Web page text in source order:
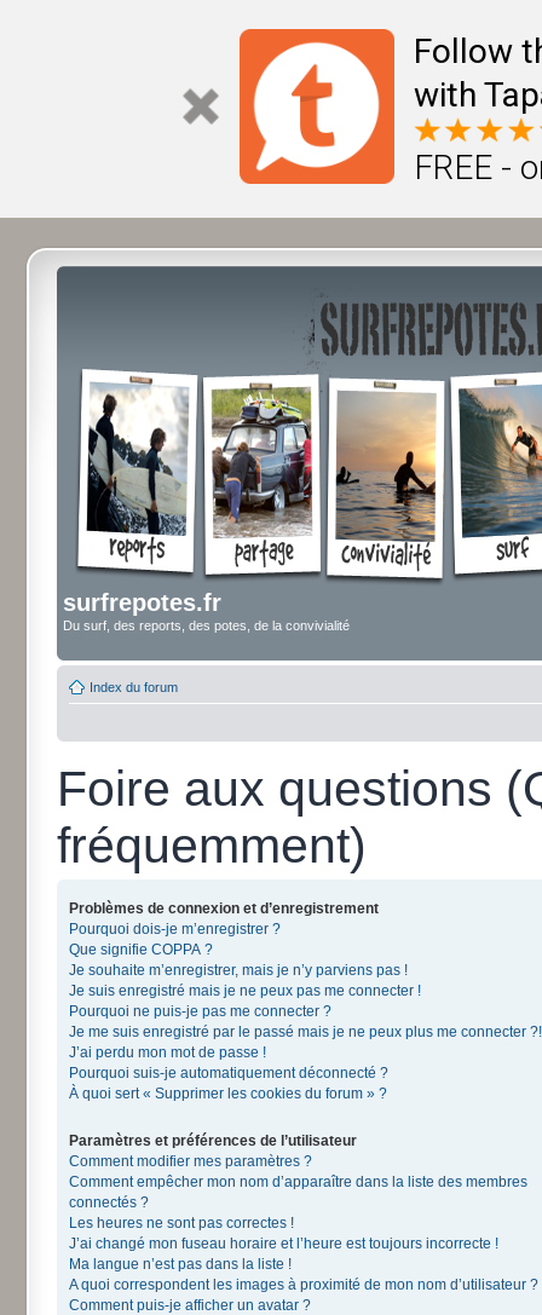
Follow
with
FREE -
surfrepotes.fr
Du surf, des reports, des potes, de la convivialité
Index du forum
Foire aux questions
fréquemment)
Problèmes de connexion et d’enregistrement
Pourquoi dois-je m’enregistrer ?
Que signifie COPPA ?
Je souhaite m’enregistrer, mais je n’y parviens pas !
Je suis enregistré mais je ne peux pas me connecter !
Pourquoi ne puis-je pas me connecter ?
Je me suis enregistré par le passé mais je ne peux plus me connecter ?!
J’ai perdu mon mot de passe !
Pourquoi suis-je automatiquement déconnecté ?
À quoi sert « Supprimer les cookies du forum » ?
Paramètres et préférences de l’utilisateur
Comment modifier mes paramètres ?
Comment empêcher mon nom d’apparaître dans la liste des membres
connectés ?
Les heures ne sont pas correctes !
J’ai changé mon fuseau horaire et l’heure est toujours incorrecte !
Ma langue n’est pas dans la liste !
A quoi correspondent les images à proximité de mon nom d’utilisateur ?
Comment puis-je afficher un avatar ?